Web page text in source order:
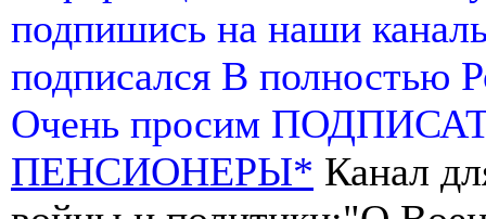
подпишись на наши
подписался В полностью
Очень просим
ПЕНСИОНЕРЫ* Канал